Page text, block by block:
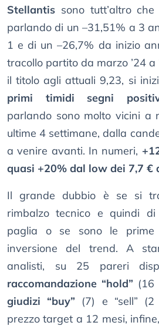
Stellantis sono tutt’altro
parlando di un –31,51% a 3
1 e di un –26,7% da inizio
tracollo partito da marzo ’24
il titolo agli attuali 9,23, si
primi timidi segni
parlando sono molto vicini a
ultime 4 settimane, dalla
a venire avanti. In numeri,
quasi +20% dal low dei 7,7 €
Il grande dubbio è se si
rimbalzo tecnico e quindi
paglia o se sono le prime
inversione del trend. A
analisti, su 25 pareri
raccomandazione “hold” (16
giudizi “buy” (7) e “sell”
prezzo target a 12 mesi,